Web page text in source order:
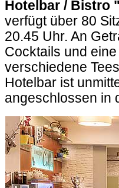
Hotelbar / Bistro
verfügt über 80
20.45 Uhr. An
Cocktails und
verschiedene
Hotelbar ist
angeschlossen in